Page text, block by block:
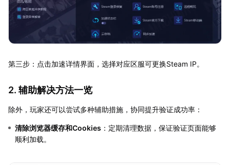
第三步：点击加速详情界面，选择对应区服可更换Steam IP。
2. 辅助解决方法一览
除外，玩家还可以尝试多种辅助措施，协同提升验证成功率：
清除浏览器缓存和Cookies ：定期清理数据，保证验证页面能够
顺利加载。